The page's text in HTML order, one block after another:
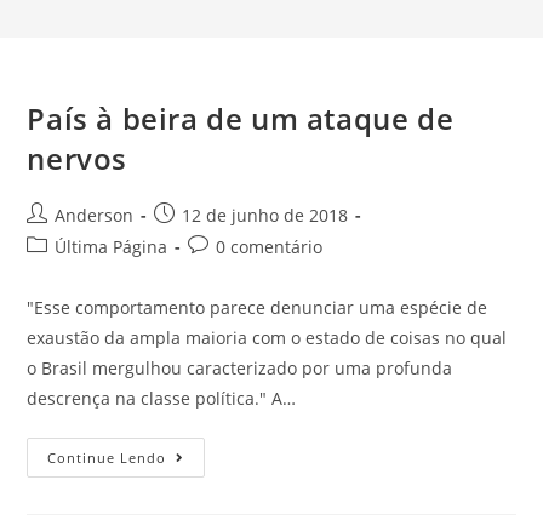
País à beira de um ataque de
nervos
Anderson
12 de junho de 2018
Última Página
0 comentário
"Esse comportamento parece denunciar uma espécie de
exaustão da ampla maioria com o estado de coisas no qual
o Brasil mergulhou caracterizado por uma profunda
descrença na classe política." A…
Continue Lendo